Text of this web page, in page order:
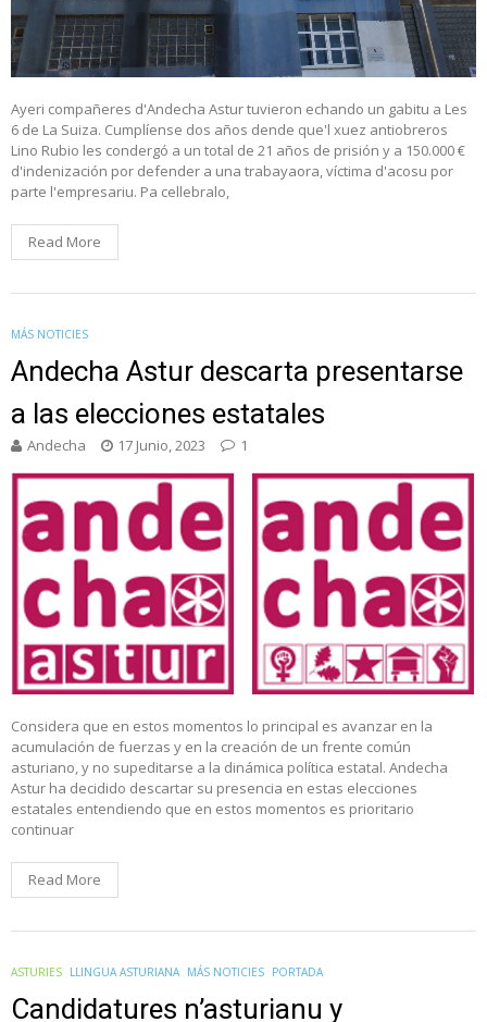
Ayeri compañeres d'Andecha Astur tuvieron echando un gabitu a Les
6 de La Suiza. Cumplíense dos años dende que'l xuez antiobreros
Lino Rubio les condergó a un total de 21 años de prisión y a 150.000 €
d'indenización por defender a una trabayaora, víctima d'acosu por
parte l'empresariu. Pa cellebralo,
Read More
MÁS NOTICIES
Andecha Astur descarta presentarse
a las elecciones estatales
Andecha 17 Junio, 2023 1
Considera que en estos momentos lo principal es avanzar en la
acumulación de fuerzas y en la creación de un frente común
asturiano, y no supeditarse a la dinámica política estatal. Andecha
Astur ha decidido descartar su presencia en estas elecciones
estatales entendiendo que en estos momentos es prioritario
continuar
Read More
ASTURIES LLINGUA ASTURIANA MÁS NOTICIES PORTADA
Candidatures n’asturianu y